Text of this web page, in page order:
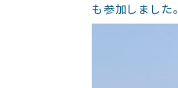
も参加しました。